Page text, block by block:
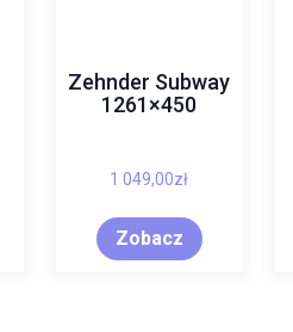
Zehnder Subway
1261×450
1 049,00zł
Zobacz